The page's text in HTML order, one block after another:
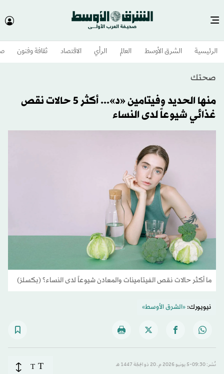
الرئيسية الشرق الأوسط​ العالم الرأي الاقتصاد ثقافة وفنون
صحتك
منها الحديد وفيتامين «د»... أكثر 5 حالات نقص
غذائي شيوعاً لدى النساء
ما أكثر حالات نقص الفيتامينات والمعادن شيوعاً لدى النساء؟ (بكسلز)
نيويورك:«الشرق الأوسط»
نُشر: 09:30-5 يونيو 2026 م ـ 20 ذو الحِجّة 1447 هـ T
T